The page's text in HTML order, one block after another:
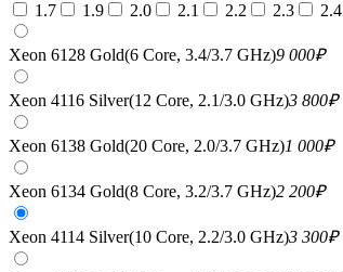
1.7
1.9 2.0 2.1 2.2 2.3 2.4
Xeon 6128 Gold(6 Core, 3.4/3.7 GHz)9 000₽
Xeon 4116 Silver(12 Core, 2.1/3.0 GHz)3 800₽
Xeon 6138 Gold(20 Core, 2.0/3.7 GHz)1 000₽
Xeon 6134 Gold(8 Core, 3.2/3.7 GHz)2 200₽
Xeon 4114 Silver(10 Core, 2.2/3.0 GHz)3 300₽